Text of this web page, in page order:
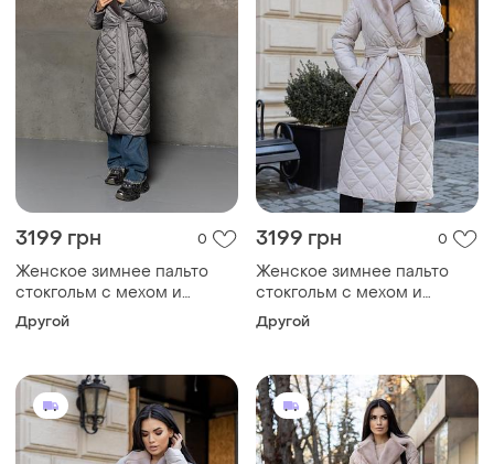
3199 грн 0
Женское зимнее пальто
стокгольм с мехом и
поясом утепленное,
стильное стеганое пальто
серое 42, 4xl
Другой
3199 грн 0
Женское зимнее пальто
стокгольм с мехом и
поясом утепленное,
стильное стеганое пальто
латте 42, s
Другой